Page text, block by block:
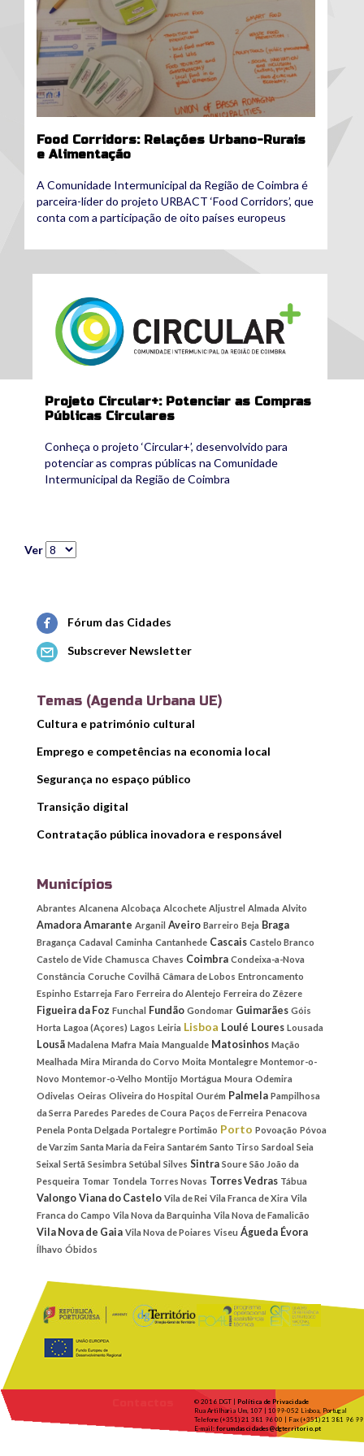
Food Corridors: Relações Urbano-Rurais
e Alimentação
A Comunidade Intermunicipal da Região de Coimbra é
parceira-líder do projeto URBACT ‘Food Corridors’, que
conta com a participação de oito países europeus
Projeto Circular+: Potenciar as Compras
Públicas Circulares
Conheça o projeto ‘Circular+’, desenvolvido para
potenciar as compras públicas na Comunidade
Intermunicipal da Região de Coimbra
Ver
Fórum das Cidades
Subscrever Newsletter
Temas (Agenda Urbana UE)
Cultura e património cultural
Emprego e competências na economia local
Segurança no espaço público
Transição digital
Contratação pública inovadora e responsável
Municípios
Abrantes Alcanena Alcobaça Alcochete Aljustrel Almada Alvito
Amadora Amarante Arganil Aveiro Barreiro Beja Braga
Bragança Cadaval Caminha Cantanhede Cascais Castelo Branco
Castelo de Vide Chamusca Chaves Coimbra Condeixa-a-Nova
Constância Coruche Covilhã Câmara de Lobos Entroncamento
Espinho Estarreja Faro Ferreira do Alentejo Ferreira do Zêzere
Figueira da Foz Funchal Fundão Gondomar Guimarães Góis
Horta Lagoa (Açores) Lagos Leiria Lisboa Loulé Loures Lousada
Lousã Madalena Mafra Maia Mangualde Matosinhos Mação
Mealhada Mira Miranda do Corvo Moita Montalegre Montemor-o-
Novo Montemor-o-Velho Montijo Mortágua Moura Odemira
Odivelas Oeiras Oliveira do Hospital Ourém Palmela Pampilhosa
da Serra Paredes Paredes de Coura Paços de Ferreira Penacova
Penela Ponta Delgada Portalegre Portimão Porto Povoação Póvoa
de Varzim Santa Maria da Feira Santarém Santo Tirso Sardoal Seia
Seixal Sertã Sesimbra Setúbal Silves Sintra Soure São João da
Pesqueira Tomar Tondela Torres Novas Torres Vedras Tábua
Valongo Viana do Castelo Vila de Rei Vila Franca de Xira Vila
Franca do Campo Vila Nova da Barquinha Vila Nova de Famalicão
Vila Nova de Gaia Vila Nova de Poiares Viseu Águeda Évora
Ílhavo Óbidos
© 2016 DGT | Política de Privacidade
Rua Artilharia Um, 107 | 1099-052 Lisboa, Portugal
Telefone (+351) 21 381 96 00 | Fax (+351) 21 381 96 99
E-mail: forumdascidades@dgterritorio.pt